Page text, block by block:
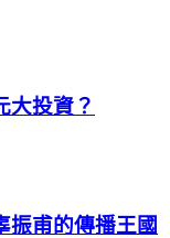
大投資？
振甫的傳播王國